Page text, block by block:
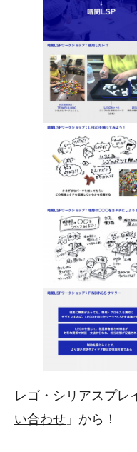
レゴ・シリアスプレ
い合わせ 」から！